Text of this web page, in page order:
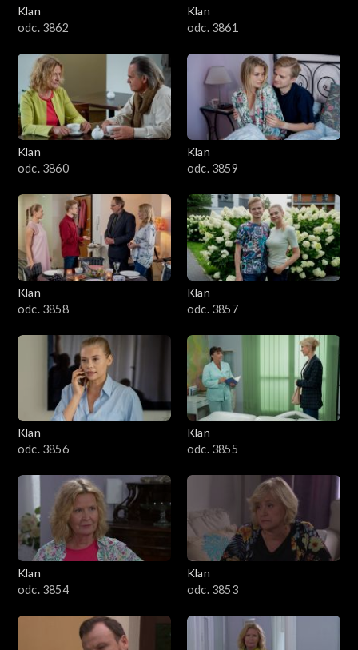
Klan
odc. 3862
Klan
odc. 3861
Klan
odc. 3860
Klan
odc. 3859
Klan
odc. 3858
Klan
odc. 3857
Klan
odc. 3856
Klan
odc. 3855
Klan
odc. 3854
Klan
odc. 3853